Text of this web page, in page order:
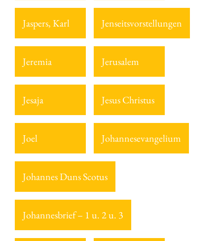
Jaspers, Karl Jenseitsvorstellungen
Jeremia Jerusalem
Jesaja Jesus Christus
Joel Johannesevangelium
Johannes Duns Scotus
Johannesbrief – 1 u. 2 u. 3